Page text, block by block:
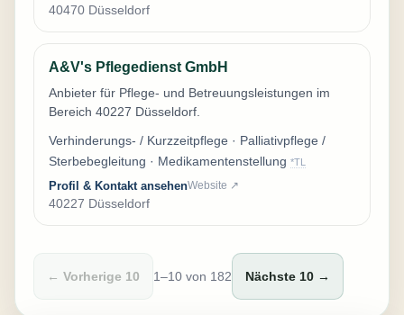
40470 Düsseldorf
A&V's Pflegedienst GmbH
Anbieter für Pflege- und Betreuungsleistungen im
Bereich 40227 Düsseldorf.
Verhinderungs- / Kurzzeitpflege · Palliativpflege /
Sterbebegleitung · Medikamentenstellung *TL
Profil & Kontakt ansehenWebsite ↗
40227 Düsseldorf
← Vorherige 10 1–10 von 182 Nächste 10 →